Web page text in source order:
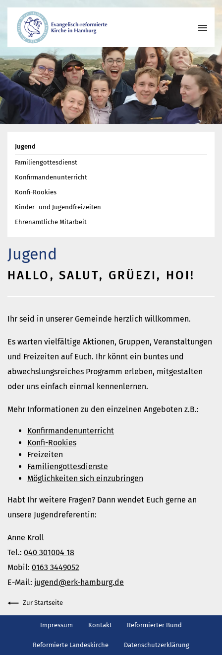
Wer wir sind
Wo wir zusammenkommen
Geschichte unserer Gemeinde
Wie wir uns organisieren
Pastoren
Begegnungskreise
Kirchenmusik
Projekte und Kooperationen
Engagement
Termine
Gottesdienst
Reisen
Jugend
Konfi-Rookies
Ehrenamtliche Mitarbeit
Diakonie
Stiftung Altenhof
Frühstück für alle
Aktuelles
Besuch aus Minsk
China
Gott neu vermessen.
Wie ein Baum
mehr aktuelle Beiträge
Freizeithaus Ratzeburg
Gemeindeblatt
Jugend
Familiengottesdienst
Konfirmandenunterricht
Konfi-Rookies
Kinder- und Jugendfreizeiten
Ehrenamtliche Mitarbeit
Jugend
HALLO, SALUT, GRÜEZI, HOI!
Ihr seid in unserer Gemeinde herzlich willkommen.
Es warten vielfältige Aktionen, Gruppen, Veranstaltungen
und Freizeiten auf Euch. Ihr könnt ein buntes und
abwechslungsreiches Programm erleben, mitgestalten
oder uns einfach einmal kennenlernen.
Mehr Informationen zu den einzelnen Angeboten z.B.:
Konfirmandenunterricht
Konfi-Rookies
Freizeiten
Familiengottesdienste
Möglichkeiten sich einzubringen
Habt Ihr weitere Fragen? Dann wendet Euch gerne an
unsere Jugendreferentin:
Anne Kroll
Tel.: 040 301004 18
Mobil: 0163 3449052
E-Mail: jugend@erk-hamburg.de
Zur Startseite
Impressum Kontakt Reformierter Bund
Reformierte Landeskirche Datenschutzerklärung